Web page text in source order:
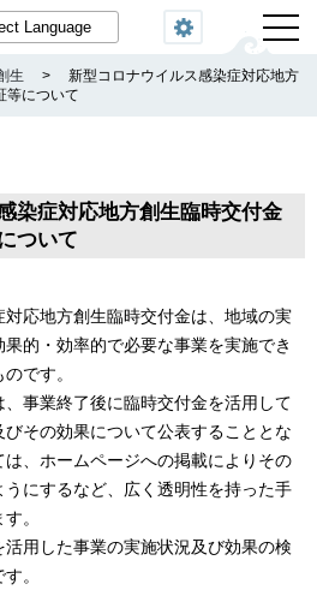
閲覧機能
生 >
新型コロナウイルス感染症対応地方
等について
染症対応地方創生臨時交付金
ついて
応地方創生臨時交付金は、地域の実
的・効率的で必要な事業を実施でき
です。
事業終了後に臨時交付金を活用して
その効果について公表することとな
、ホームページへの掲載によりその
にするなど、広く透明性を持った手
。
用した事業の実施状況及び効果の検
。